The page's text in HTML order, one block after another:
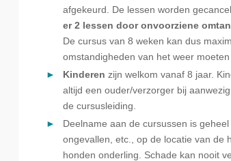
afgekeurd. De lessen worden
er 2 lessen door onvoorziene
De cursus van 8 weken kan dus
omstandigheden van het weer
Kinderen zijn welkom vanaf 8 jaar.
altijd een ouder/verzorger bij
de cursusleiding.
Deelname aan de cursussen is
ongevallen, etc., op de locatie van de
honden onderling. Schade kan nooit